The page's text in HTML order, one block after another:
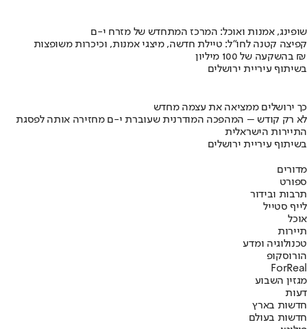
שופינג, אמנות ואוכל: המרכז המתחדש של מזרח י-ם
קפיצה קטנה לחו"ל: טיילת חדשה, מיצגי אמנות, וכיכרות משופצות
בהשקעה של 100 מיליון ₪
בשיתוף עיריית ירושלים
כך ירושלים ממציאה את עצמה מחדש
לא רק קודש – המהפכה המודרנית שעוברת י-ם מחזירה אותה לפסגת
התיירות הישראלית
בשיתוף עיריית ירושלים
מדורים
ספורט
תרבות ובידור
לייף סטייל
אוכל
תיירות
טכנולוגיה ומדע
הורוסקופ
ForReal
מגזין השבוע
דעות
חדשות בארץ
חדשות בעולם